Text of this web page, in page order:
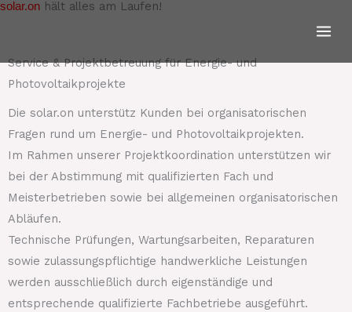
Zum
solar.on hält alles am Laufen!
Service & Projektbetreuung für Energie- und
Photovoltaikprojekte
Die solar.on unterstütz Kunden bei organisatorischen
Fragen rund um Energie- und Photovoltaikprojekten.
Im Rahmen unserer Projektkoordination unterstützen wir
bei der Abstimmung mit qualifizierten Fach und
Meisterbetrieben sowie bei allgemeinen organisatorischen
Abläufen.
Technische Prüfungen, Wartungsarbeiten, Reparaturen
sowie zulassungspflichtige handwerkliche Leistungen
werden ausschließlich durch eigenständige und
entsprechende qualifizierte Fachbetriebe ausgeführt.